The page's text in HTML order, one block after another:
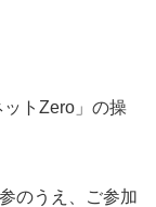
トZero」の操
のうえ、ご参加